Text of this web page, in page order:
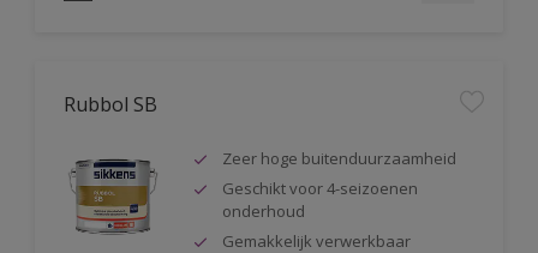
Rubbol SB
Zeer hoge buitenduurzaamheid
Geschikt voor 4-seizoenen
onderhoud
Gemakkelijk verwerkbaar